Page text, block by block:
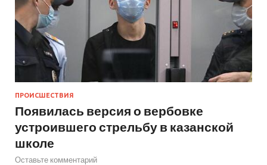
ПРОИСШЕСТВИЯ
Появилась версия о вербовке
устроившего стрельбу в казанской
школе
Оставьте комментарий